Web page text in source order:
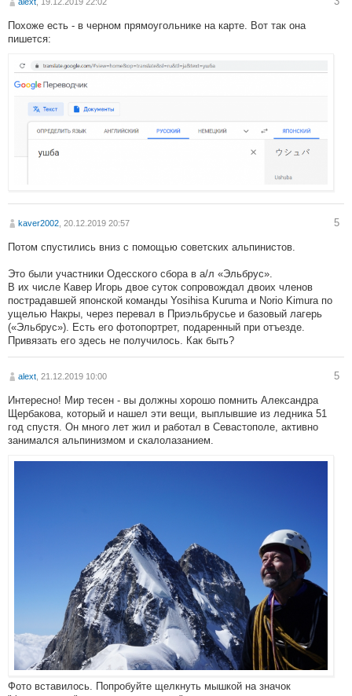
Похоже есть - в черном прямоугольнике на карте. Вот так она
пишется:
kaver2002 , 20.12.2019 20:57 5
Потом спустились вниз с помощью советских альпинистов.
Это были участники Одесского сбора в а/л «Эльбрус».
В их числе Кавер Игорь двое суток сопровождал двоих членов
пострадавшей японской команды Yosihisa Kuruma и Norio Kimura по
ущелью Накры, через перевал в Приэльбрусье и базовый лагерь
(«Эльбрус»). Есть его фотопортрет, подаренный при отъезде.
Привязать его здесь не получилось. Как быть?
alext , 21.12.2019 10:00 5
Интересно! Мир тесен - вы должны хорошо помнить Александра
Щербакова, который и нашел эти вещи, выплывшие из ледника 51
год спустя. Он много лет жил и работал в Севастополе, активно
занимался альпинизмом и скалолазанием.
Фото вставилось. Попробуйте щелкнуть мышкой на значок